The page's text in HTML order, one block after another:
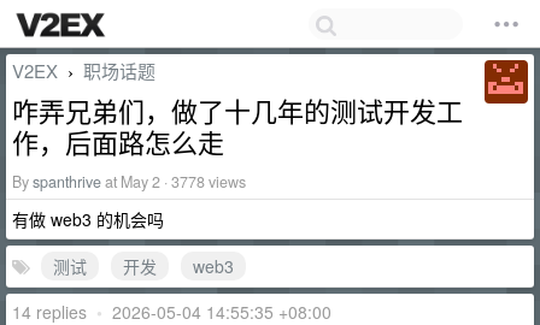
V2EX › 职场话题
咋弄兄弟们，做了十几年的测试开发工
作，后面路怎么走
Byspanthriveat May 2 · 3778 views
有做 web3 的机会吗
测试
开发
web3
14 replies • 2026-05-04 14:55:35 +08:00